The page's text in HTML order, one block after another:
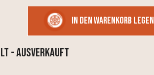
in den Warenkorb legen
- AUSVERKAUFT